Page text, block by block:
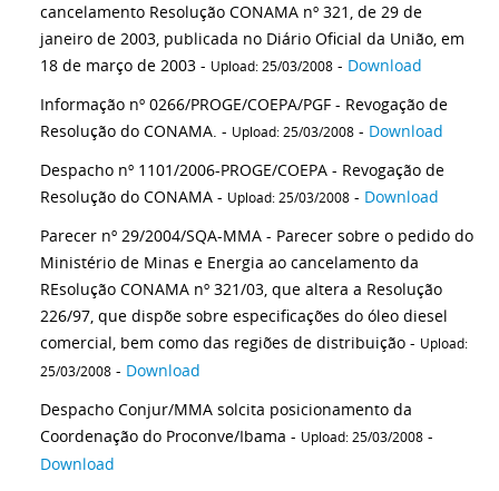
cancelamento Resolução CONAMA nº 321, de 29 de
janeiro de 2003, publicada no Diário Oficial da União, em
18 de março de 2003 - Upload: 25/03/2008 - Download
Informação nº 0266/PROGE/COEPA/PGF - Revogação de
Resolução do CONAMA. - Upload: 25/03/2008 - Download
Despacho nº 1101/2006-PROGE/COEPA - Revogação de
Resolução do CONAMA - Upload: 25/03/2008 - Download
Parecer nº 29/2004/SQA-MMA - Parecer sobre o pedido do
Ministério de Minas e Energia ao cancelamento da
REsolução CONAMA nº 321/03, que altera a Resolução
226/97, que dispõe sobre especificações do óleo diesel
comercial, bem como das regiões de distribuição - Upload:
25/03/2008 - Download
Despacho Conjur/MMA solcita posicionamento da
Coordenação do Proconve/Ibama - Upload: 25/03/2008 -
Download